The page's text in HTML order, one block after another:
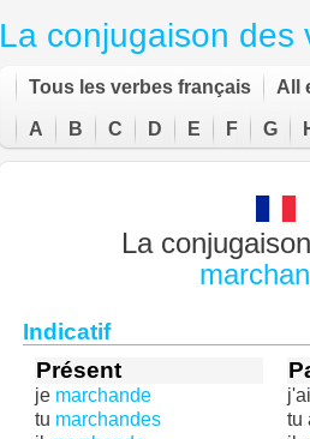
La conjugaison des
Tous les verbes français All
A B C D E F G
La
Indicatif
Présent
je marchande
tu marchandes
j'ai
tu